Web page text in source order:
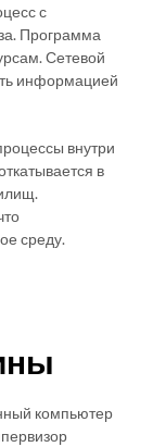
с
Программа
Сетевой
информацией
внутри
в
среду.
компьютер